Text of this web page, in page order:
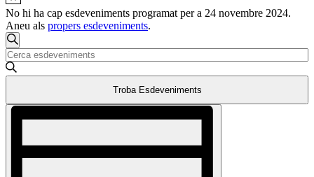
No hi ha cap esdeveniments programat per a 24 novembre 2024.
Aneu als propers esdeveniments.
Navegació
visual
i
d'Esdeveniments
Cerca
Introduïu
la
paraula
Cerqueu
Esdeveniments
Troba Esdeveniments
Navegació
visualitzacions
Esdeveniment